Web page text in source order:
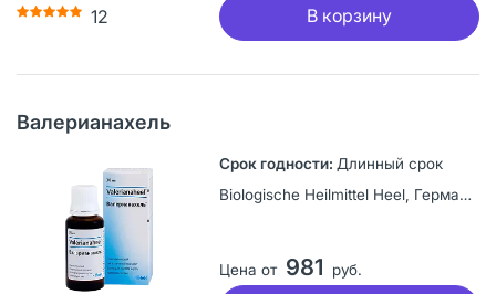
12 В корзину
Валерианахель
Длинный срок
Biologische Heilmittel Heel, Германия
Цена от 981 руб.